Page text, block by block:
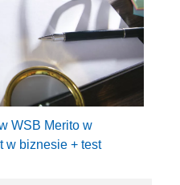
WSB Merito w
w biznesie + test